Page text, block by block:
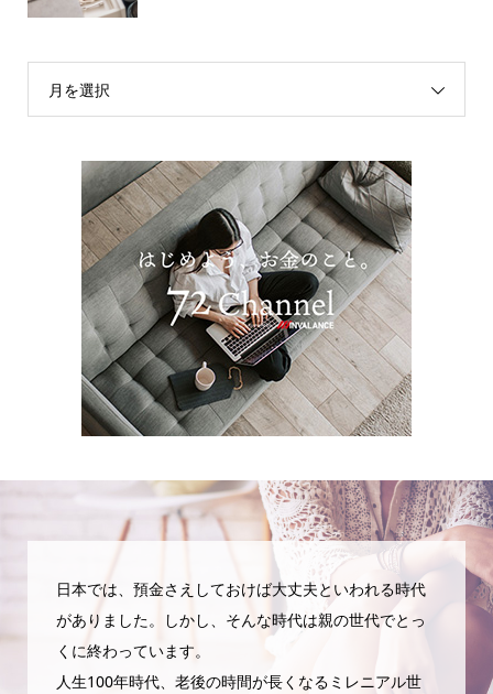
月を選択
日本では、預金さえしておけば大丈夫といわれる時代
がありました。しかし、そんな時代は親の世代でとっ
くに終わっています。
人生100年時代、老後の時間が長くなるミレニアル世